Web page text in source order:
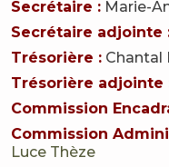
Secrétaire : Marie-
Secrétaire adjointe
Trésorière : Chantal
Trésorière adjointe
Commission
Commission
Luce Thèze